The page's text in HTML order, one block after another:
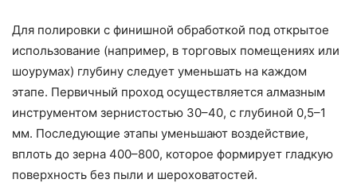
Для полировки с финишной обработкой под открытое
использование (например, в торговых помещениях или
шоурумах) глубину следует уменьшать на каждом
этапе. Первичный проход осуществляется алмазным
инструментом зернистостью 30–40, с глубиной 0,5–1
мм. Последующие этапы уменьшают воздействие,
вплоть до зерна 400–800, которое формирует гладкую
поверхность без пыли и шероховатостей.